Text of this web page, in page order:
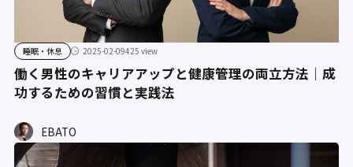
睡眠・休息 2025-02-09425 view
働く男性のキャリアアップと健康管理の両立方法｜成
功するための習慣と実践法
EBATO